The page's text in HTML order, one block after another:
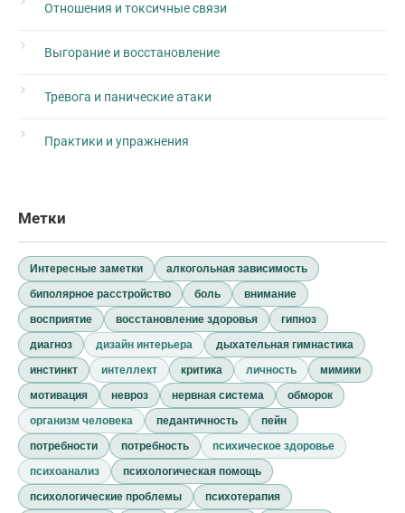
Отношения и токсичные связи
Выгорание и восстановление
Тревога и панические атаки
Практики и упражнения
Метки
Интересные заметки
алкогольная зависимость
биполярное расстройство
боль
внимание
восприятие
восстановление здоровья
гипноз
диагноз
дизайн интерьера
дыхательная гимнастика
инстинкт
интеллект критика личность
мимики
мотивация
невроз нервная система
обморок
организм человека
педантичность
пейн
потребности
потребность
психическое здоровье
психоанализ
психологическая помощь
психологические проблемы
психотерапия